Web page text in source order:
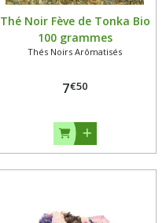
Thé Noir Fève de Tonka Bio
100 grammes
Thés Noirs Arômatisés
7€50